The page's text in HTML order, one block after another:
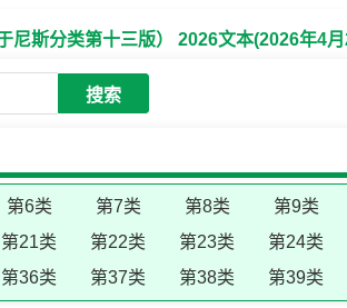
斯分类第十三版） 2026文本(2026年4
搜索
第6类 第7类 第8类 第9类
第21类 第22类 第23类 第24类
第36类 第37类 第38类 第39类